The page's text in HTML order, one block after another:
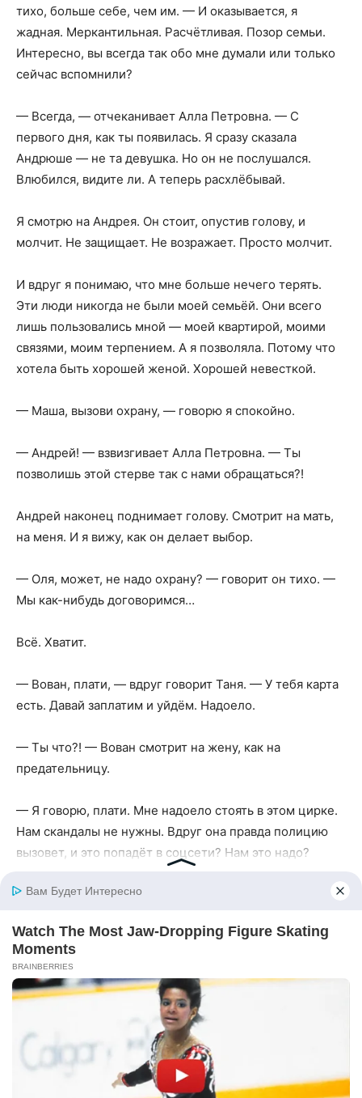
тихо, больше себе, чем им. — И оказывается, я
жадная. Меркантильная. Расчётливая. Позор семьи.
Интересно, вы всегда так обо мне думали или только
сейчас вспомнили?
— Всегда, — отчеканивает Алла Петровна. — С
первого дня, как ты появилась. Я сразу сказала
Андрюше — не та девушка. Но он не послушался.
Влюбился, видите ли. А теперь расхлёбывай.
Я смотрю на Андрея. Он стоит, опустив голову, и
молчит. Не защищает. Не возражает. Просто молчит.
И вдруг я понимаю, что мне больше нечего терять.
Эти люди никогда не были моей семьёй. Они всего
лишь пользовались мной — моей квартирой, моими
связями, моим терпением. А я позволяла. Потому что
хотела быть хорошей женой. Хорошей невесткой.
— Маша, вызови охрану, — говорю я спокойно.
— Андрей! — взвизгивает Алла Петровна. — Ты
позволишь этой стерве так с нами обращаться?!
Андрей наконец поднимает голову. Смотрит на мать,
на меня. И я вижу, как он делает выбор.
— Оля, может, не надо охрану? — говорит он тихо. —
Мы как-нибудь договоримся…
Всё. Хватит.
— Вован, плати, — вдруг говорит Таня. — У тебя карта
есть. Давай заплатим и уйдём. Надоело.
— Ты что?! — Вован смотрит на жену, как на
предательницу.
— Я говорю, плати. Мне надоело стоять в этом цирке.
Нам скандалы не нужны. Вдруг она правда полицию
вызовет, и это попадёт в соцсети? Нам это надо?
Вован смотрит на жену, на счёт, на меня. Потом,
— Где у вас тут терминал?
Маша молча подводит его к стойке. Я слышу, как
пищит аппарат, как Вован что-то бормочет себе под
нос. Остальные родственники молчат, избегая моего
взгляда. Андрей стоит в стороне, словно это не его
семья устраивает здесь представление.